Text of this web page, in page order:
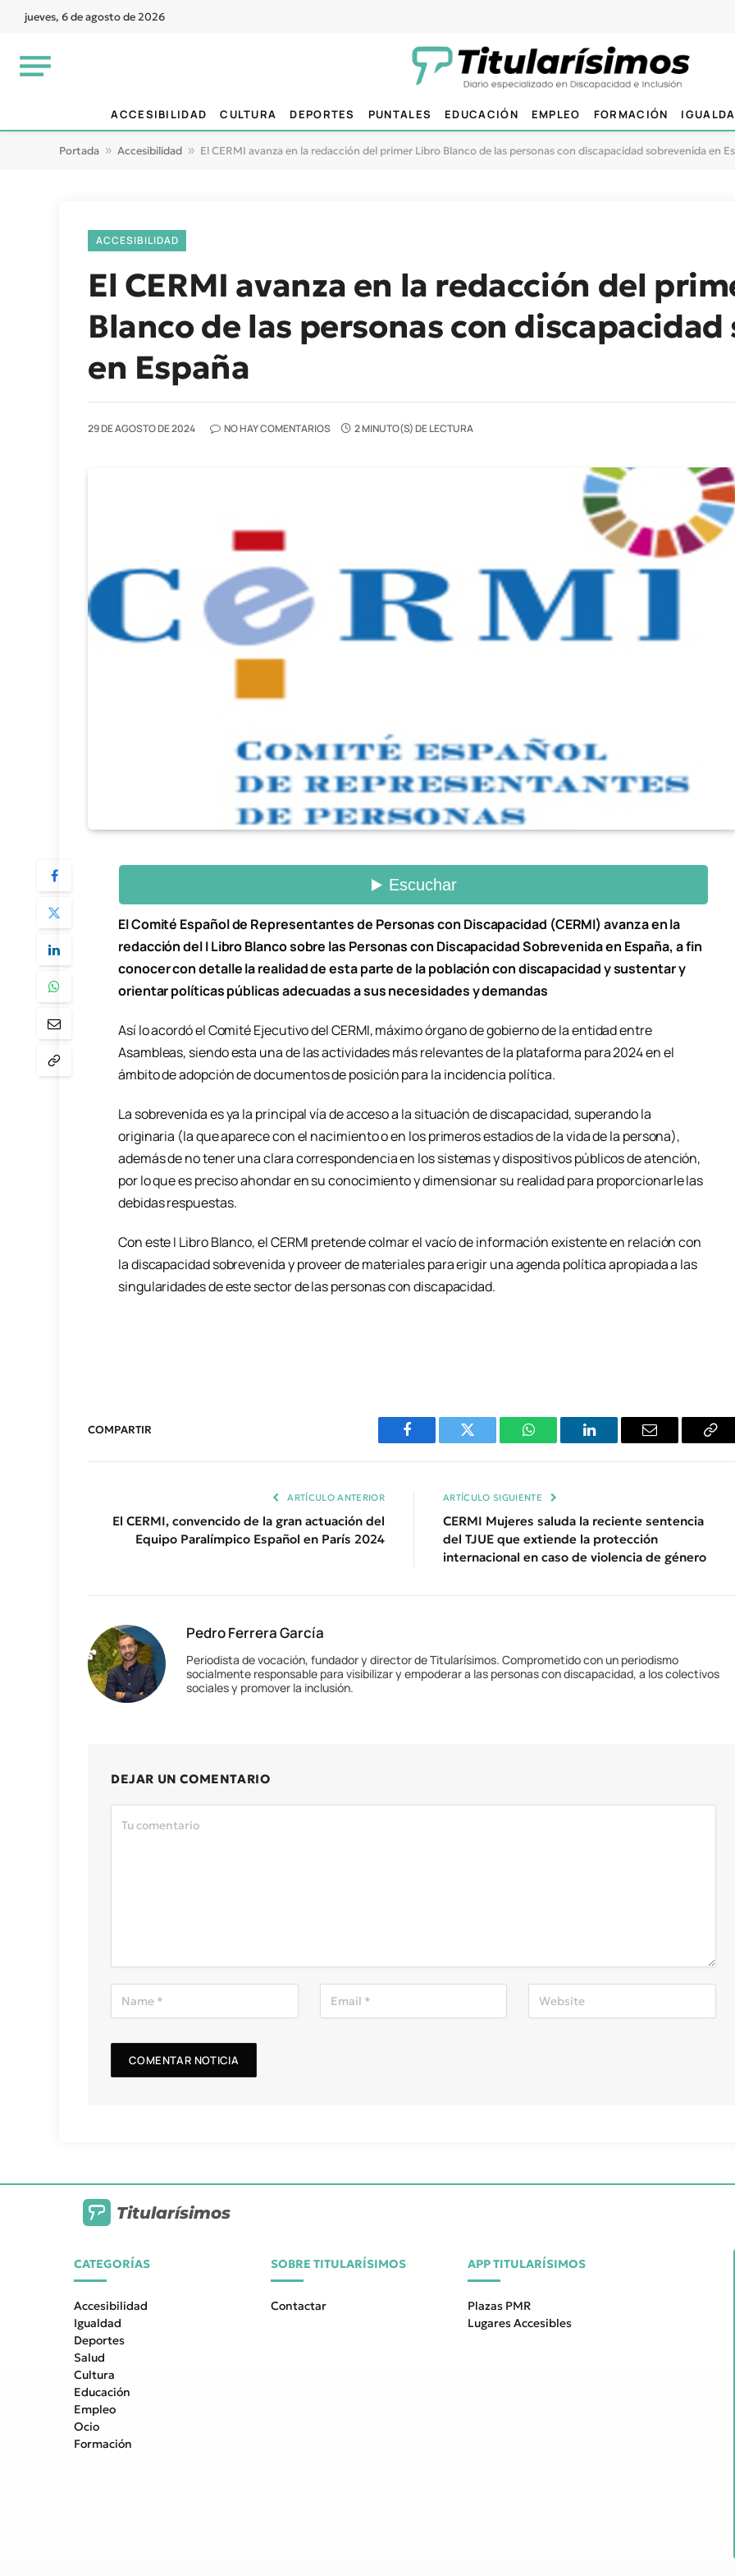
jueves, 6 de agosto de 2026
ACCESIBILIDAD CULTURA DEPORTES PUNTALES EDUCACIÓN EMPLEO FORMACIÓN
Portada » Accesibilidad » El CERMI avanza en la redacción del primer Libro Blanco de las personas con discapacidad sobrevenida en
ACCESIBILIDAD
El CERMI avanza en la redacción del
Blanco de las personas con
en España
29 DE AGOSTO DE 2024 NO HAY COMENTARIOS 2 MINUTO(S) DE LECTURA
El Comité Español de Representantes de Personas con Discapacidad (CERMI) avanza en la
redacción del I Libro Blanco sobre las Personas con Discapacidad Sobrevenida en España, a fin
conocer con detalle la realidad de esta parte de la población con discapacidad y sustentar y
orientar políticas públicas adecuadas a sus necesidades y demandas
Así lo acordó el Comité Ejecutivo del CERMI, máximo órgano de gobierno de la entidad entre
Asambleas, siendo esta una de las actividades más relevantes de la plataforma para 2024 en el
ámbito de adopción de documentos de posición para la incidencia política.
La sobrevenida es ya la principal vía de acceso a la situación de discapacidad, superando la
originaria (la que aparece con el nacimiento o en los primeros estadios de la vida de la persona),
además de no tener una clara correspondencia en los sistemas y dispositivos públicos de atención,
por lo que es preciso ahondar en su conocimiento y dimensionar su realidad para proporcionarle las
debidas respuestas.
Con este I Libro Blanco, el CERMI pretende colmar el vacío de información existente en relación con
la discapacidad sobrevenida y proveer de materiales para erigir una agenda política apropiada a las
singularidades de este sector de las personas con discapacidad.
COMPARTIR
Facebook Twitter WhatsAppLinkedIn Email
ARTÍCULO ANTERIOR
El CERMI, convencido de la gran actuación del
Equipo Paralímpico Español en París 2024
ARTÍCULO SIGUIENTE
CERMI Mujeres saluda la reciente sentencia
del TJUE que extiende la protección
internacional en caso de violencia de género
Pedro Ferrera García
Periodista de vocación, fundador y director de Titularísimos. Comprometido con un periodismo
socialmente responsable para visibilizar y empoderar a las personas con discapacidad, a los colectivos
sociales y promover la inclusión.
DEJAR UN COMENTARIO
Titularísimos
CATEGORÍAS
Accesibilidad
Igualdad
Deportes
Salud
Cultura
Educación
Empleo
Ocio
Formación
SOBRE TITULARÍSIMOS
Contactar
APP TITULARÍSIMOS
Plazas PMR
Lugares Accesibles